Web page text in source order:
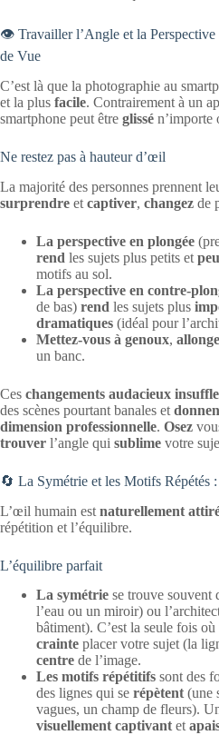
👁️ Travailler l’Angle et la Perspective
de Vue
C’est là que la photographie au
et la plus facile. Contrairement à un
smartphone peut être glissé n’importe
Ne restez pas à hauteur d’œil
La majorité des personnes prennent
surprendre et captiver, changez de
La perspective en plongée
rend les sujets plus petits et
motifs au sol.
La perspective en contre-
de bas) rend les sujets plus
dramatiques (idéal pour
Mettez-vous à genoux,
un banc.
Ces changements audacieux
des scènes pourtant banales et
dimension professionnelle. Osez
trouver l’angle qui sublime votre
🔄 La Symétrie et les Motifs Répétés
L’œil humain est naturellement
répétition et l’équilibre.
L’équilibre parfait
La symétrie se trouve souvent
l’eau ou un miroir) ou
bâtiment). C’est la seule fois
crainte placer votre sujet (la
centre de l’image.
Les motifs répétitifs sont des
des lignes qui se répètent (une
vagues, un champ de fleurs).
visuellement captivant et